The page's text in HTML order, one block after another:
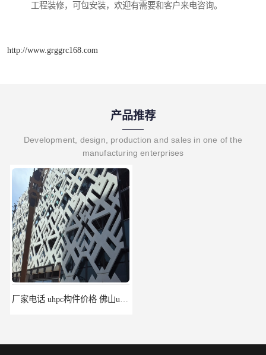
工程装修，可包安装，欢迎有需要和客户来电咨询。
http://www.grggrc168.com
产品推荐
Development, design, production and sales in one of the
manufacturing enterprises
厂家电话 uhpc构件价格 佛山uhpc工厂